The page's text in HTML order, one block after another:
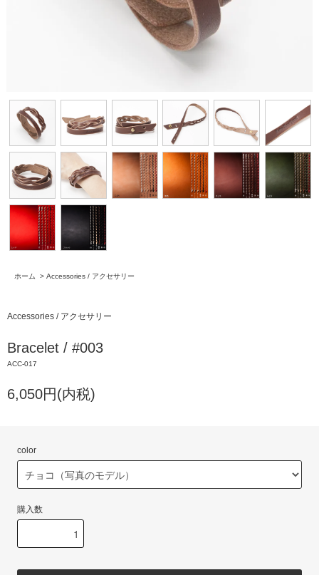
ホーム > Accessories / アクセサリー
Accessories / アクセサリー
Bracelet / #003
ACC-017
6,050円(内税)
color
購入数